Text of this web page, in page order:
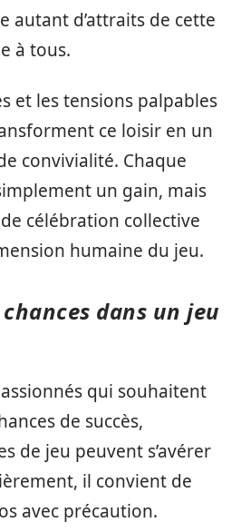
autant d’attraits de cette
à tous.
et les tensions palpables
ce loisir en un
convivialité. Chaque
un gain, mais
célébration collective
humaine du jeu.
dans un jeu
qui souhaitent
de succès,
de jeu peuvent s’avérer
il convient de
avec précaution.